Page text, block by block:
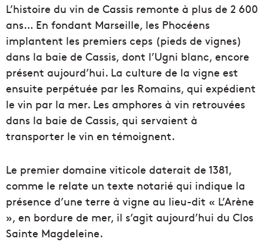
L’histoire du vin de Cassis remonte à plus de 2 600
ans… En fondant Marseille, les Phocéens
implantent les premiers ceps (pieds de vignes)
dans la baie de Cassis, dont l’Ugni blanc, encore
présent aujourd’hui. La culture de la vigne est
ensuite perpétuée par les Romains, qui expédient
le vin par la mer. Les amphores à vin retrouvées
dans la baie de Cassis, qui servaient à
transporter le vin en témoignent.
Le premier domaine viticole daterait de 1381,
comme le relate un texte notarié qui indique la
présence d’une terre à vigne au lieu-dit « L’Arène
», en bordure de mer, il s’agit aujourd’hui du Clos
Sainte Magdeleine.